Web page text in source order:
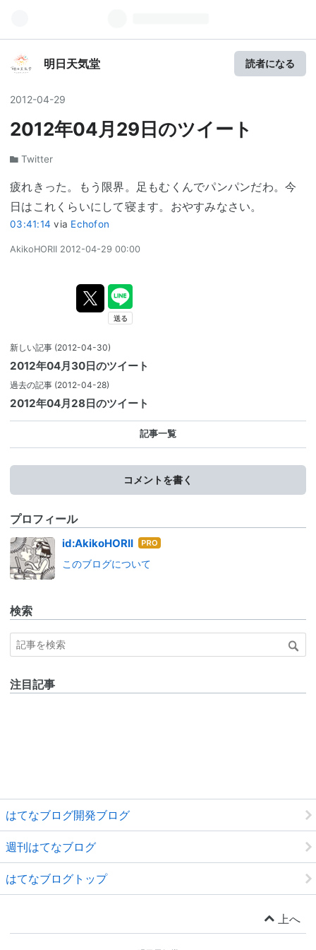
明日天気堂 読者になる
2012-04-29
2012年04月29日のツイート
Twitter
疲れきった。もう限界。足もむくんでパンパンだわ。今
日はこれくらいにして寝ます。おやすみなさい。
03:41:14 via Echofon
AkikoHORII 2012-04-29 00:00
新しい記事 (2012-04-30)
2012年04月30日のツイート
過去の記事 (2012-04-28)
2012年04月28日のツイート
記事一覧
コメントを書く
プロフィール
id:AkikoHORII はて
ログ
このブログについて
検索
注目記事
はてなブログ開発ブログ
週刊はてなブログ
はてなブログトップ
上へ